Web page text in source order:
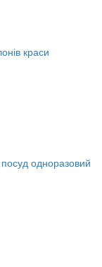
краси
посуд одноразовий